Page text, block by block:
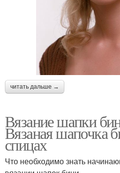
читать дальше →
Вязание шапки
Вязаная шапочка
спицах
Что необходимо знать